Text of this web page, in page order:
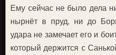
Ему сейчас не было дела
нырнёт в пруд, ни до
удара не замечает его и
который держится с